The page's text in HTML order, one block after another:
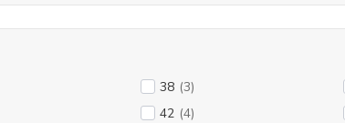
38 (3)
42 (4)